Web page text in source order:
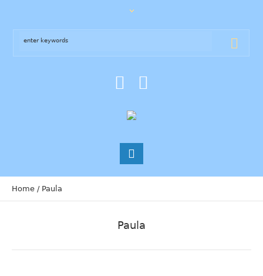
Home / Paula
Paula